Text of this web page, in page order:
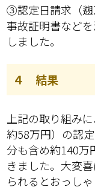
③認定日請求（遡
事故証明書など
しました。
４ 結果
上記の取り組み
約58万円）の認
分も含め約140万
きました。大変
られるとおっしゃ